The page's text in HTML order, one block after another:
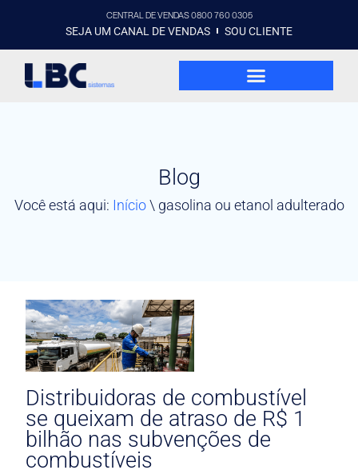
CENTRAL DE VENDAS 0800 760 0305
SEJA UM CANAL DE VENDAS SOU CLIENTE
Blog
Você está aqui: Início\ gasolina ou etanol adulterado
Distribuidoras de combustível
se queixam de atraso de R$ 1
bilhão nas subvenções de
combustíveis